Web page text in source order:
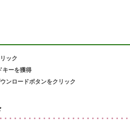
ック
キーを獲得
ンロードボタンをクリック